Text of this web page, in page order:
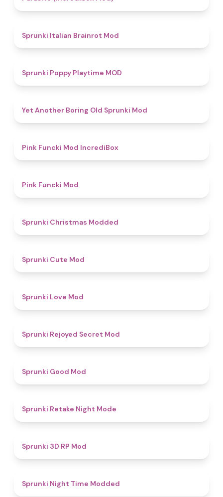
Sprunki Italian Brainrot Mod
Sprunki Poppy Playtime MOD
Yet Another Boring Old Sprunki Mod
Pink Funcki Mod IncrediBox
Pink Funcki Mod
Sprunki Christmas Modded
Sprunki Cute Mod
Sprunki Love Mod
Sprunki Rejoyed Secret Mod
Sprunki Good Mod
Sprunki Retake Night Mode
Sprunki 3D RP Mod
Sprunki Night Time Modded